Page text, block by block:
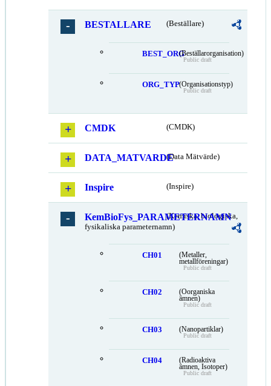
BESTALLARE (Beställare)
BEST_ORG(Beställarorganisation)
Public draft
ORG_TYP(Organisationstyp)
Public draft
CMDK (CMDK)
DATA_MATVARDE(Data Mätvärde)
Inspire (Inspire)
KemBioFys_PARAMETERNAMN
(Kemiska, biologiska,
fysikaliska parameternamn)
CH01
(Metaller,
metallföreningar)
Public draft
CH02
(Oorganiska
ämnen)
Public draft
CH03 (Nanopartiklar)
Public draft
CH04
(Radioaktiva
ämnen, Isotoper)
Public draft